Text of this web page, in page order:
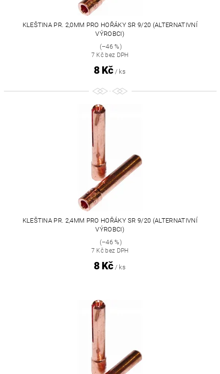
KLEŠTINA PR. 2,0MM PRO HOŘÁKY SR 9/20 (ALTERNATIVNÍ
VÝROBCI)
(–46 %)
7 Kč bez DPH
8 Kč / ks
KLEŠTINA PR. 2,4MM PRO HOŘÁKY SR 9/20 (ALTERNATIVNÍ
VÝROBCI)
(–46 %)
7 Kč bez DPH
8 Kč / ks